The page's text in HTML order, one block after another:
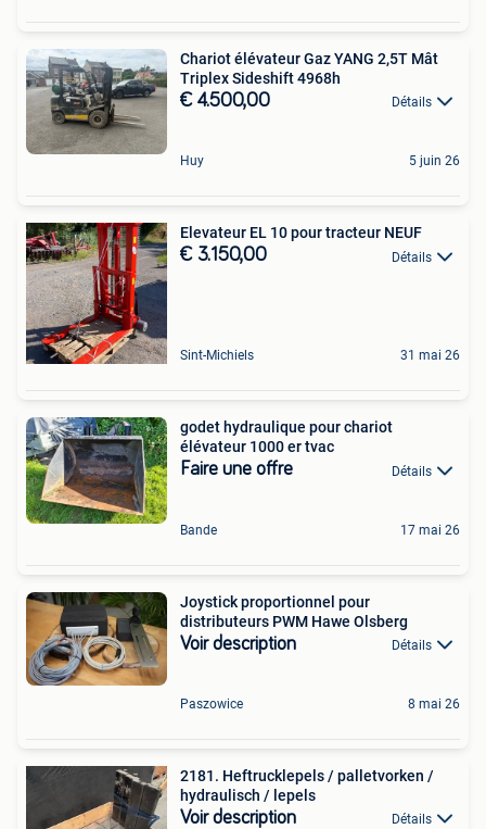
Chariot élévateur Gaz YANG 2,5T Mât
Triplex Sideshift 4968h
€ 4.500,00 Détails
Huy 5 juin 26
Elevateur EL 10 pour tracteur NEUF
€ 3.150,00 Détails
Sint-Michiels 31 mai 26
godet hydraulique pour chariot
élévateur 1000 er tvac
Faire une offre Détails
Bande 17 mai 26
Joystick proportionnel pour
distributeurs PWM Hawe Olsberg
Voir description Détails
Paszowice 8 mai 26
2181. Heftrucklepels / palletvorken /
hydraulisch / lepels
Voir description Détails